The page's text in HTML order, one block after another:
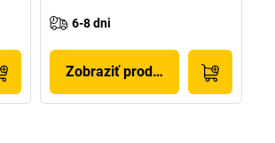
6-8 dni
Zobraziť produkt